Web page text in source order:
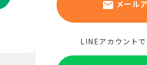
メール
LINEアカウント